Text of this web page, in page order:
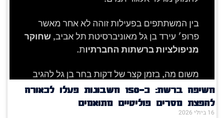
חשיפה ברשת: כ־150 חשבונות פעלו לכאורה
להפצת מסרים פוליטיים מתואמים
16 ביולי 2026